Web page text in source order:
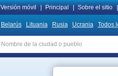
Versión móvil Principal Sobre el sitio
Belarús Lituania Rusia Ucrania Todos